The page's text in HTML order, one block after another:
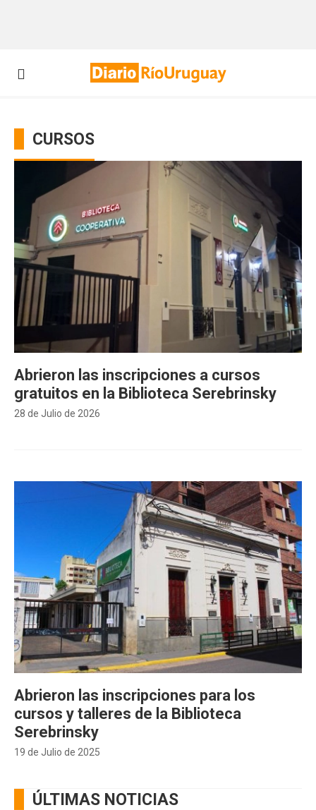
CURSOS
28 de Julio de 2026
Abrieron las inscripciones a cursos
gratuitos en la Biblioteca Serebrinsky
19 de Julio de 2025
Abrieron las inscripciones para los
cursos y talleres de la Biblioteca
Serebrinsky
ÚLTIMAS NOTICIAS